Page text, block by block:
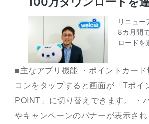
■主なアプリ機能 ・ポイントカード
コンをタップすると画面が「Tポイ
POINT」に切り替えできます。 ・
やキャンペーンのバナーが表示さ